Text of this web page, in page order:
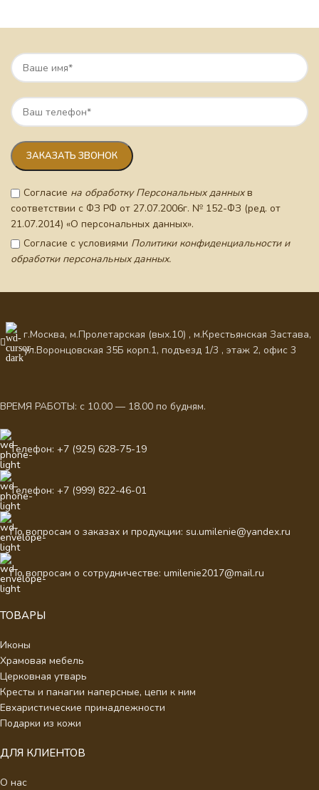
Согласие на обработку Персональных данныхв
соответствии с ФЗ РФ от 27.07.2006г. № 152-ФЗ (ред. от
21.07.2014) «О персональных данных».
Согласие с условиями Политики конфиденциальности и
обработки персональных данных.
г.Москва, м.Пролетарская (вых.10) , м.Крестьянская Застава,
ул.Воронцовская 35Б корп.1, подъезд 1/3 , этаж 2, офис 3
ВРЕМЯ РАБОТЫ: с 10.00 — 18.00 по будням.
Телефон: +7 (925) 628-75-19
Телефон: +7 (999) 822-46-01
По вопросам о заказах и продукции: su.umilenie@yandex.ru
По вопросам о сотрудничестве: umilenie2017@mail.ru
ТОВАРЫ
Иконы
Храмовая мебель
Церковная утварь
Кресты и панагии наперсные, цепи к ним
Евхаристические принадлежности
Подарки из кожи
ДЛЯ КЛИЕНТОВ
О нас